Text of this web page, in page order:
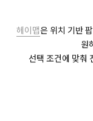
헤이맵은 위치 기반
원
선택 조건에 맞춰